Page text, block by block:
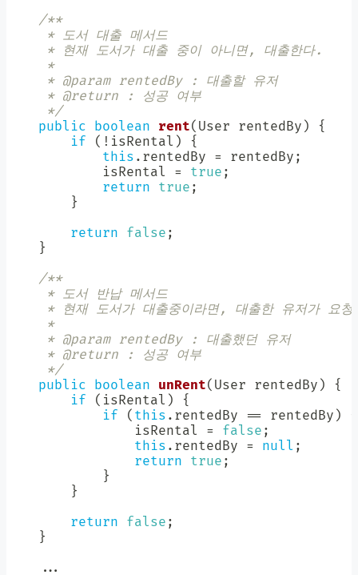
/**
     * 도서 대출 메서드
     * 현재 도서가 대출 중이 아니면, 대출한다.
     *
     * @param rentedBy : 대출할 유저
     * @return : 성공 여부
     */
public boolean rent( User rentedBy )
{
if
( ! isRental )
{
this . rentedBy = rentedBy ;
            isRental
= true ;
return true ;
}
return false ;
}
/**
     * 도서 반납 메서드
* 현재 도서가 대출중이라면, 대출한 유저가 요
     *
     * @param rentedBy : 대출했던 유저
     * @return : 성공 여부
     */
public boolean unRent( User rentedBy )
{
if
( isRental )
{
if
( this . rentedBy == rentedBy )
                isRental
= false ;
this . rentedBy = null ;
return true ;
}
}
return false ;
}
...